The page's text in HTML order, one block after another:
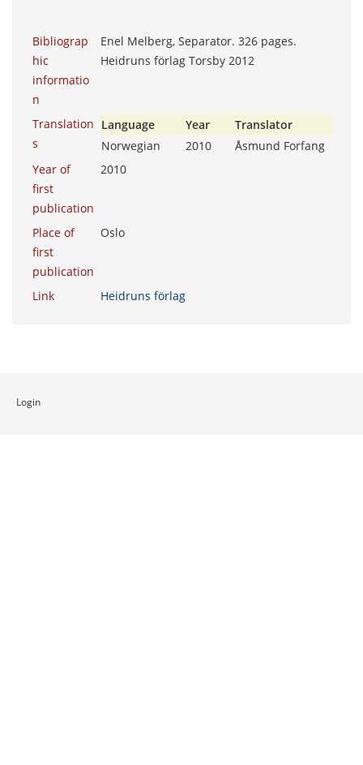
Bibliograp
hic
informatio
n
Enel Melberg, Separator. 326 pages.
Heidruns förlag Torsby 2012
Translation
s
Language Year
Translator
Norwegian
2010
Åsmund Forfang
Year of
first
publication
2010
Place of
first
publication
Oslo
Link Heidruns förlag
Login